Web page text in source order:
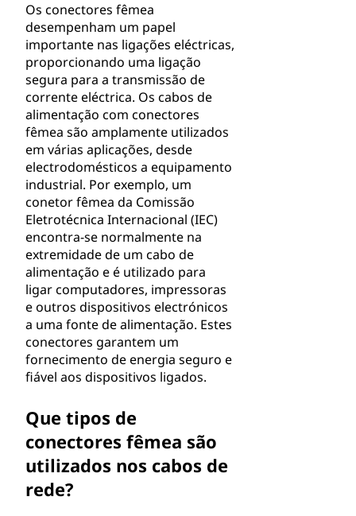
Os conectores fêmea
desempenham um papel
importante nas ligações eléctricas,
proporcionando uma ligação
segura para a transmissão de
corrente eléctrica. Os cabos de
alimentação com conectores
fêmea são amplamente utilizados
em várias aplicações, desde
electrodomésticos a equipamento
industrial. Por exemplo, um
conetor fêmea da Comissão
Eletrotécnica Internacional (IEC)
encontra-se normalmente na
extremidade de um cabo de
alimentação e é utilizado para
ligar computadores, impressoras
e outros dispositivos electrónicos
a uma fonte de alimentação. Estes
conectores garantem um
fornecimento de energia seguro e
fiável aos dispositivos ligados.
Que tipos de
conectores fêmea são
utilizados nos cabos de
rede?